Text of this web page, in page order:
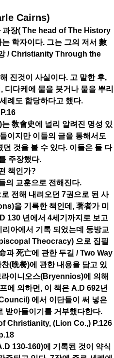
Cairns)
장( The head of The History
학자이다. 그는 그의 저서 數
/ Christianity Through the
진것이 사실이다. 고 말한 후,
다케에 물을 붓거나 물을 뿌리
례도 합당하다고 했다.
P.16
敎會史에 널리 알려진 명성 있
이지만 이들의 글을 통해서도
것을 볼 수 있다. 이들은 둘 다
주장했다.
책인가?
의 교훈으로 전해진다.
전해 내려오던 7권으로 된 사
을 기록한 책인데, 著者가 미
130 년에서 4세기까지로 보고
아에서 기록 되었는데 동방교
Theocracy) 으로 집필
과 死亡에 관한 두길 / Two Way
(晩餐)에 관한 내용을 담고 있
이니오스(Bryennios)에 의해
에 의하면, 이 책은 A.D 692년
에서 이단들이 써 넣은
받아들이기를 거부했다한다.
Christianity, (Lion Co.,) P.126
130-160)에 기록된 것이 약식